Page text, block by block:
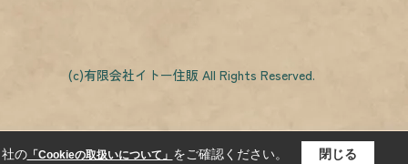
(c)有限会社イトー住販 All Rights Reserved.
の「Cookieの取扱いについて」 をご確認ください。 閉じる